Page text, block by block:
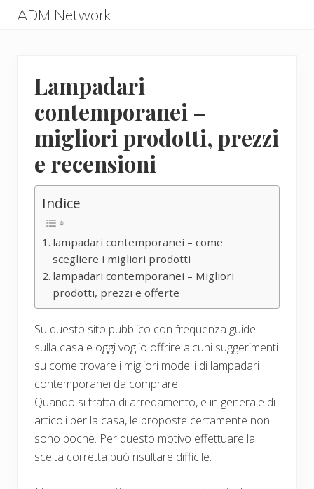
MenuADM Network
Lampadari
contemporanei –
migliori prodotti, prezzi
e recensioni
Indice
lampadari contemporanei – come
scegliere i migliori prodotti
lampadari contemporanei – Migliori
prodotti, prezzi e offerte
Su questo sito pubblico con frequenza guide
sulla casa e oggi voglio offrire alcuni suggerimenti
su come trovare i migliori modelli di lampadari
contemporanei da comprare.
Quando si tratta di arredamento, e in generale di
articoli per la casa, le proposte certamente non
sono poche. Per questo motivo effettuare la
scelta corretta può risultare difficile.